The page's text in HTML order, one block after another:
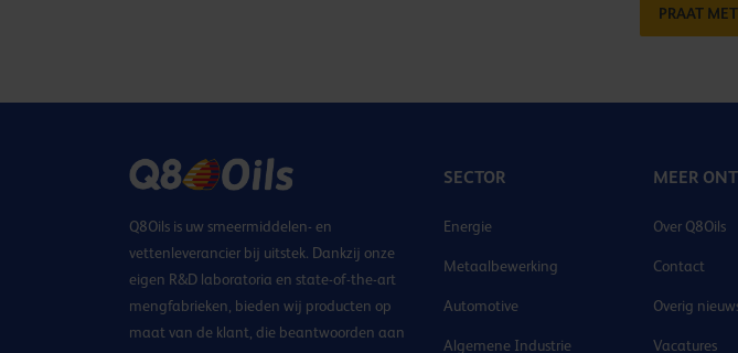
PRAAT
Q8Oils is uw smeermiddelen- en
vettenleverancier bij uitstek. Dankzij onze
eigen R&D laboratoria en state-of-the-art
mengfabrieken, bieden wij producten op
maat van de klant, die beantwoorden aan
SECTOR
Energie
Metaalbewerking
Automotive
Algemene Industrie
MEER
Over Q8Oils
Contact
Overig
Vacatures